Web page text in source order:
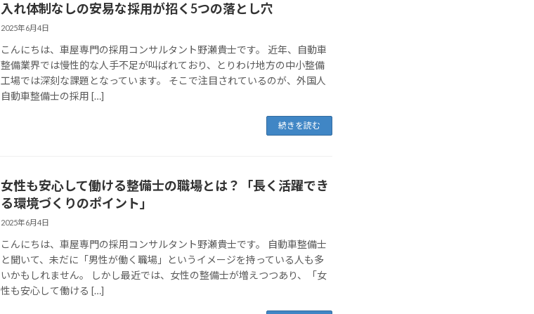
入れ体制なしの安易な採用が招く5つの落とし穴
2025年6月4日
こんにちは、車屋専門の採用コンサルタント野瀬貴士です。 近年、自動車
整備業界では慢性的な人手不足が叫ばれており、とりわけ地方の中小整備
工場では深刻な課題となっています。 そこで注目されているのが、外国人
自動車整備士の採用 […]
続きを読む
女性も安心して働ける整備士の職場とは？「長く活躍でき
る環境づくりのポイント」
2025年6月4日
こんにちは、車屋専門の採用コンサルタント野瀬貴士です。 自動車整備士
と聞いて、未だに「男性が働く職場」というイメージを持っている人も多
いかもしれません。 しかし最近では、女性の整備士が増えつつあり、「女
性も安心して働ける […]